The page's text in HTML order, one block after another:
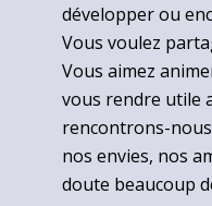
développer ou
Vous voulez
Vous aimez
vous rendre utile
rencontrons-
nos envies, nos
doute beaucoup